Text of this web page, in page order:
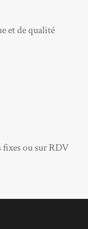
et de qualité
ou sur RDV